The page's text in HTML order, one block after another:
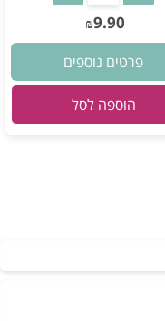
₪9.90
פרטים נוספים
הוספה לסל